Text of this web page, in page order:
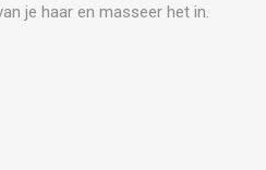
je haar en masseer het in.